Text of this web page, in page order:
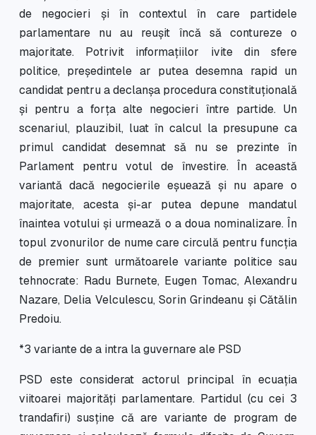
de negocieri și în contextul în care partidele
parlamentare nu au reușit încă să contureze o
majoritate. Potrivit informațiilor ivite din sfere
politice, președintele ar putea desemna rapid un
candidat pentru a declanșa procedura constituțională
și pentru a forța alte negocieri între partide. Un
scenariul, plauzibil, luat în calcul la presupune ca
primul candidat desemnat să nu se prezinte în
Parlament pentru votul de învestire. În această
variantă dacă negocierile eșuează și nu apare o
majoritate, acesta și-ar putea depune mandatul
înaintea votului și urmează o a doua nominalizare. În
topul zvonurilor de nume care circulă pentru funcția
de premier sunt următoarele variante politice sau
tehnocrate: Radu Burnete, Eugen Tomac, Alexandru
Nazare, Delia Velculescu, Sorin Grindeanu și Cătălin
Predoiu.
*3 variante de a intra la guvernare ale PSD
PSD este considerat actorul principal în ecuația
viitoarei majorități parlamentare. Partidul (cu cei 3
trandafiri) susține că are variante de program de